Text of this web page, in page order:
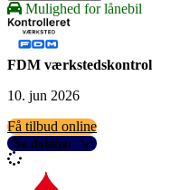
Mulighed for lånebil
FDM værkstedskontrol
10. jun 2026
Få tilbud online
Se detaljer